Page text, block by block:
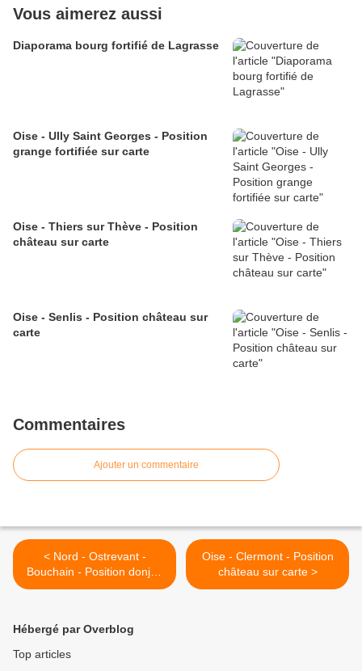
Vous aimerez aussi
Diaporama bourg fortifié de Lagrasse
Oise - Ully Saint Georges - Position
grange fortifiée sur carte
Oise - Thiers sur Thève - Position
château sur carte
Oise - Senlis - Position château sur
carte
Commentaires
Ajouter un commentaire
< Nord - Ostrevant -
Bouchain - Position donjon
sur carte
Oise - Clermont - Position
château sur carte >
Hébergé par Overblog
Top articles